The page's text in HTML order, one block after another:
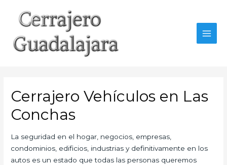
contenido
Cerrajero Vehículos en Las
Conchas
La seguridad en el hogar, negocios, empresas,
condominios, edificios, industrias y definitivamente en los
autos es un estado que todas las personas queremos